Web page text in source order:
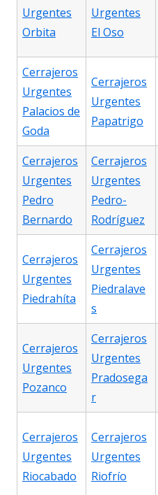
Urgentes
Orbita
Urgentes
El Oso
Cerrajeros
Urgentes
Palacios de
Goda
Cerrajeros
Urgentes
Papatrigo
Cerrajeros
Urgentes
Pedro
Bernardo
Cerrajeros
Urgentes
Pedro-
Rodríguez
Cerrajeros
Urgentes
Piedrahíta
Cerrajeros
Urgentes
Piedralave
s
Cerrajeros
Urgentes
Pozanco
Cerrajeros
Urgentes
Pradosega
r
Cerrajeros
Urgentes
Riocabado
Cerrajeros
Urgentes
Riofrío